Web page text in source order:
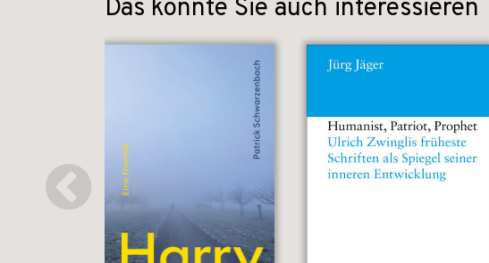
Das könnte Sie auch interessieren